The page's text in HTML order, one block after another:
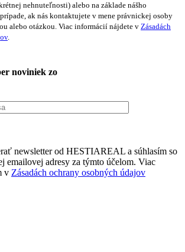
nehnuteľnosti) alebo na základe nášho
ak nás kontaktujete v mene právnickej osoby
alebo otázkou. Viac informácií nájdete v Zásadách
.
noviniek zo
newsletter od HESTIAREAL a súhlasím so
emailovej adresy za týmto účelom. Viac
v Zásadách ochrany osobných údajov